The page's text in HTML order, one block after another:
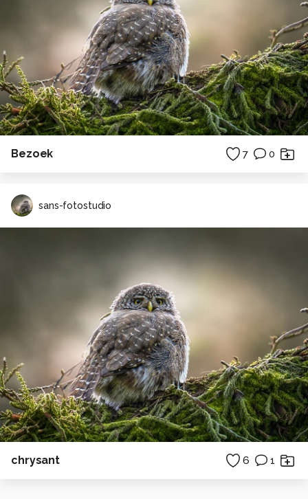
Bezoek 7 0
sans-fotostudio
chrysant 6 1